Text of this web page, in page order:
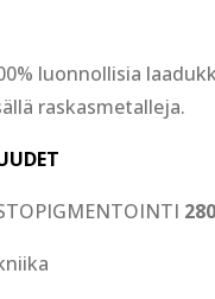
luonnollisia
raskasmetalleja.